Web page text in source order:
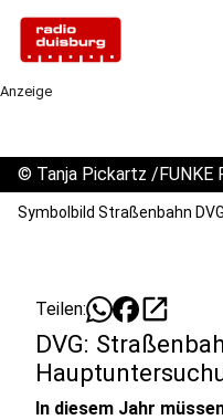
Anzeige
© Tanja Pickartz /FUNKE
Symbolbild Straßenbahn DVG
Teilen: open_in_new
DVG:
In diesem Jahr